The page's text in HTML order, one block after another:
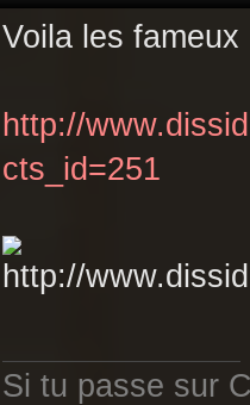
Voila les
http://
cts_id=251
Si tu passe sur